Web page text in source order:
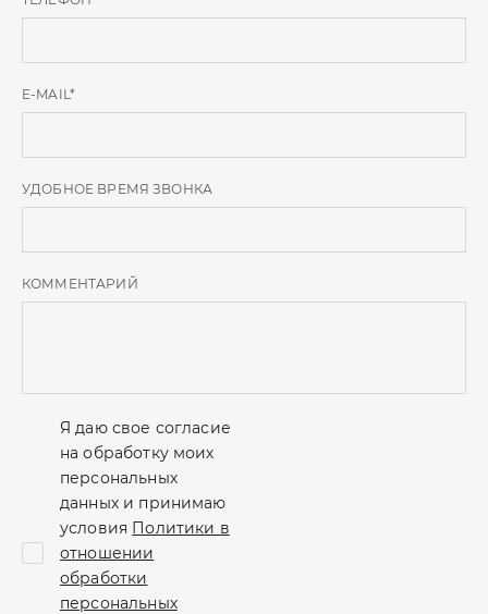
E-MAIL *
УДОБНОЕ ВРЕМЯ ЗВОНКА
КОММЕНТАРИЙ
Я даю свое согласие
на обработку моих
персональных
данных и принимаю
условия Политики в
отношении
обработки
персональных